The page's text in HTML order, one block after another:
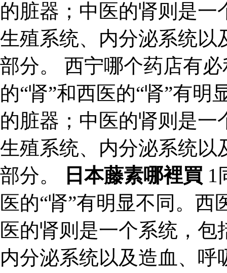
的脏器；中医的肾则是
生殖系统、内分泌系统以
部分。 西宁哪个药店有
的“肾”和西医的“肾”有
的脏器；中医的肾则是
生殖系统、内分泌系统以
部分。
日本藤素哪裡買 1
医的“肾”有明显不同。
医的肾则是一个系统，
内分泌系统以及造血、